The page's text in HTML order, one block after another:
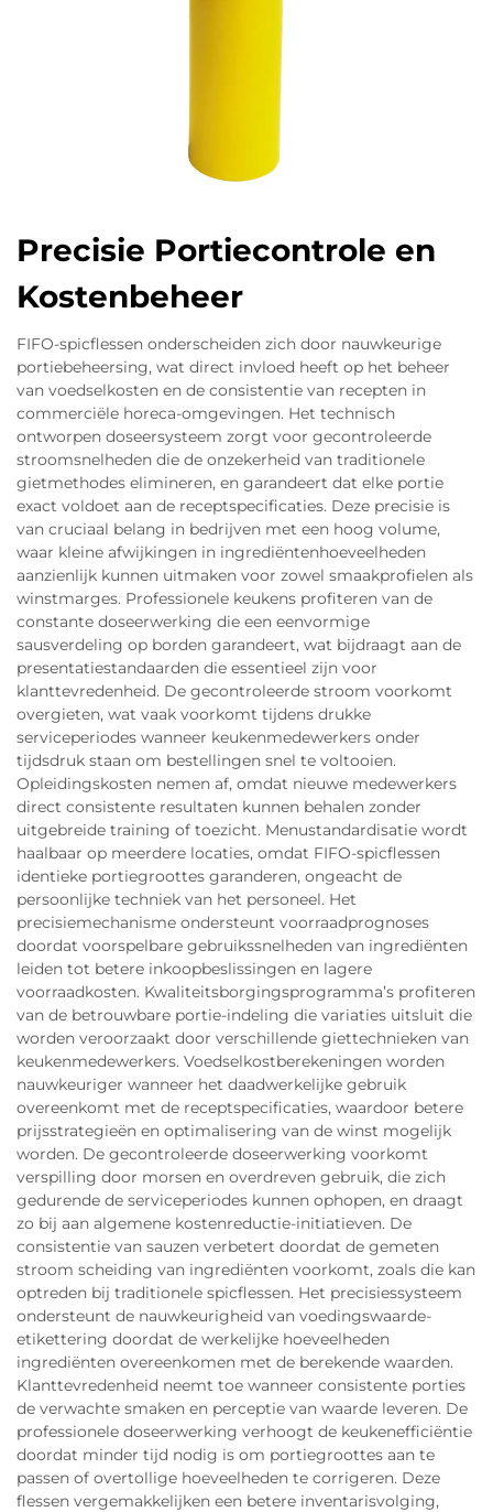
Precisie Portiecontrole en
Kostenbeheer
FIFO-spicflessen onderscheiden zich door nauwkeurige
portiebeheersing, wat direct invloed heeft op het beheer
van voedselkosten en de consistentie van recepten in
commerciële horeca-omgevingen. Het technisch
ontworpen doseersysteem zorgt voor gecontroleerde
stroomsnelheden die de onzekerheid van traditionele
gietmethodes elimineren, en garandeert dat elke portie
exact voldoet aan de receptspecificaties. Deze precisie is
van cruciaal belang in bedrijven met een hoog volume,
waar kleine afwijkingen in ingrediëntenhoeveelheden
aanzienlijk kunnen uitmaken voor zowel smaakprofielen als
winstmarges. Professionele keukens profiteren van de
constante doseerwerking die een eenvormige
sausverdeling op borden garandeert, wat bijdraagt aan de
presentatiestandaarden die essentieel zijn voor
klanttevredenheid. De gecontroleerde stroom voorkomt
overgieten, wat vaak voorkomt tijdens drukke
serviceperiodes wanneer keukenmedewerkers onder
tijdsdruk staan om bestellingen snel te voltooien.
Opleidingskosten nemen af, omdat nieuwe medewerkers
direct consistente resultaten kunnen behalen zonder
uitgebreide training of toezicht. Menustandardisatie wordt
haalbaar op meerdere locaties, omdat FIFO-spicflessen
identieke portiegroottes garanderen, ongeacht de
persoonlijke techniek van het personeel. Het
precisiemechanisme ondersteunt voorraadprognoses
doordat voorspelbare gebruikssnelheden van ingrediënten
leiden tot betere inkoopbeslissingen en lagere
voorraadkosten. Kwaliteitsborgingsprogramma’s profiteren
van de betrouwbare portie-indeling die variaties uitsluit die
worden veroorzaakt door verschillende giettechnieken van
keukenmedewerkers. Voedselkostberekeningen worden
nauwkeuriger wanneer het daadwerkelijke gebruik
overeenkomt met de receptspecificaties, waardoor betere
prijsstrategieën en optimalisering van de winst mogelijk
worden. De gecontroleerde doseerwerking voorkomt
verspilling door morsen en overdreven gebruik, die zich
gedurende de serviceperiodes kunnen ophopen, en draagt
zo bij aan algemene kostenreductie-initiatieven. De
consistentie van sauzen verbetert doordat de gemeten
stroom scheiding van ingrediënten voorkomt, zoals die kan
optreden bij traditionele spicflessen. Het precisiessysteem
ondersteunt de nauwkeurigheid van voedingswaarde-
etikettering doordat de werkelijke hoeveelheden
ingrediënten overeenkomen met de berekende waarden.
Klanttevredenheid neemt toe wanneer consistente porties
de verwachte smaken en perceptie van waarde leveren. De
professionele doseerwerking verhoogt de keukenefficiëntie
doordat minder tijd nodig is om portiegroottes aan te
passen of overtollige hoeveelheden te corrigeren. Deze
flessen vergemakkelijken een betere inventarisvolging,